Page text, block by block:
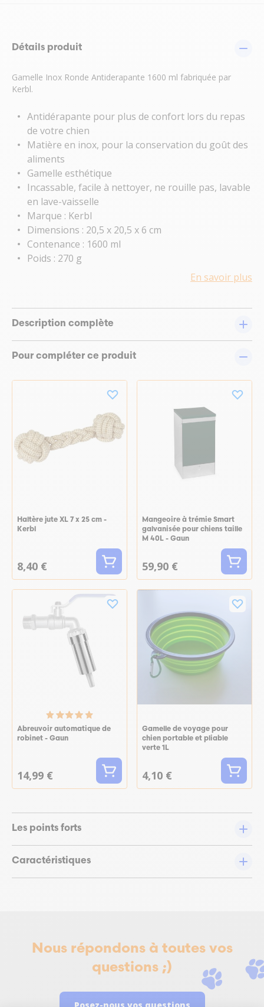
Détails produit
Gamelle Inox Ronde Antiderapante 1600 ml fabriquée par
Kerbl.
Antidérapante pour plus de confort lors du repas
de votre chien
Matière en inox, pour la conservation du goût des
aliments
Gamelle esthétique
Incassable, facile à nettoyer, ne rouille pas, lavable
en lave-vaisselle
Marque : Kerbl
Dimensions : 20,5 x 20,5 x 6 cm
Contenance : 1600 ml
Poids : 270 g
En savoir plus
Description complète
Pour compléter ce produit
Haltère jute XL 7 x 25 cm -
Kerbl
8,40 €
Mangeoire à trémie Smart
galvanisée pour chiens taille
M 40L - Gaun
59,90 €
Abreuvoir automatique de
robinet - Gaun
14,99 €
Gamelle de voyage pour
chien portable et pliable
verte 1L
4,10 €
Les points forts
Caractéristiques
Nous répondons à toutes vos
questions ;)